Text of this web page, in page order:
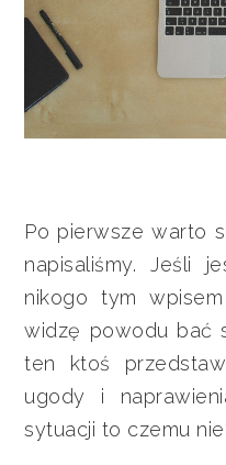
Po pierwsze warto
napisaliśmy. Jeśli
nikogo tym
widzę powodu bać
ten ktoś
ugody i
sytuacji to czemu